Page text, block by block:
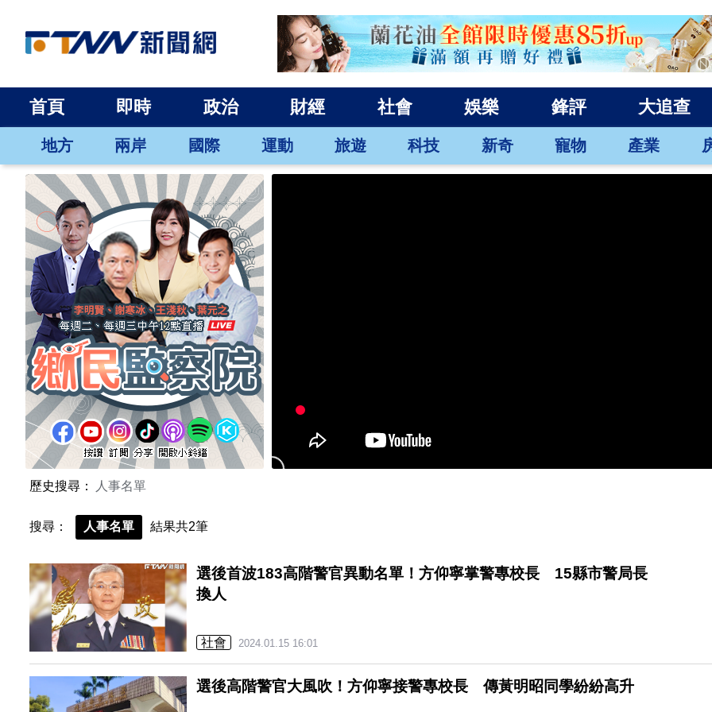
首頁 即時 政治 財經 社會 娛樂 鋒評 大追查
地方 兩岸 國際 運動 旅遊 科技 新奇 寵物 產業
歷史搜尋： 人事名單
搜尋： 人事名單 結果共2筆
選後首波183高階警官異動名單！方仰寧掌警專校長 15縣市警局長
換人
社會 2024.01.15 16:01
選後高階警官大風吹！方仰寧接警專校長 傳黃明昭同學紛紛高升